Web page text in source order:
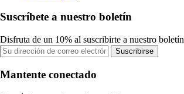
Suscríbete a nuestro boletín
Disfruta de un 10% al suscribirte a nuestro boletín
Suscribirse
Mantente conectado